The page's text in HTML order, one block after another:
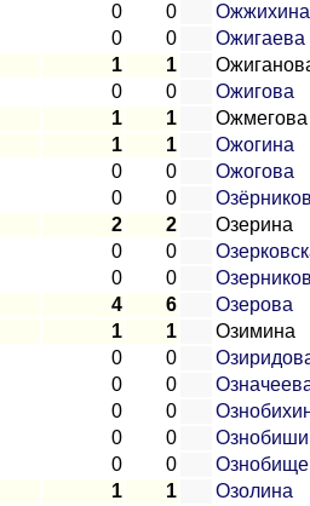
0 0
Ожжихина
0 0
Ожигаева
1 1
0 0
Ожигова
1 1
Ожмегова
1 1
Ожогина
0 0
Ожогова
0 0
2 2
Озерина
0 0
0 0
4 6
Озерова
1 1
Озимина
0 0
0 0
0 0
0 0
0 0
1 1
Озолина